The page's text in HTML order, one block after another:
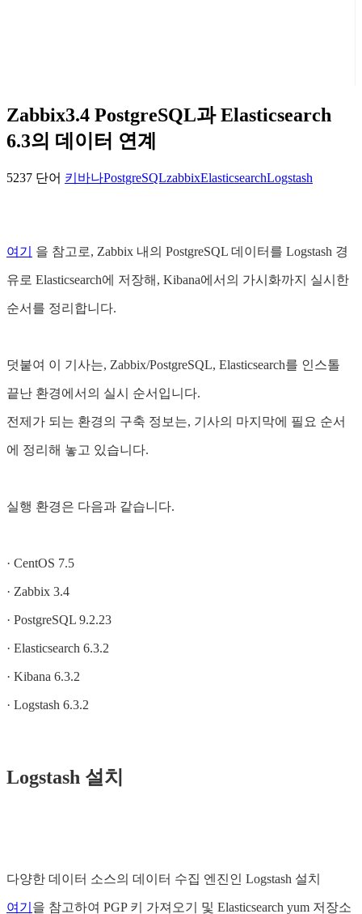
Zabbix3.4 PostgreSQL과 Elasticsearch
6.3의 데이터 연계
5237 단어 키바나PostgreSQLzabbixElasticsearchLogstash
여기 을 참고로, Zabbix 내의 PostgreSQL 데이터를 Logstash 경
유로 Elasticsearch에 저장해, Kibana에서의 가시화까지 실시한
순서를 정리합니다.
덧붙여 이 기사는, Zabbix/PostgreSQL, Elasticsearch를 인스톨
끝난 환경에서의 실시 순서입니다.
전제가 되는 환경의 구축 정보는, 기사의 마지막에 필요 순서
에 정리해 놓고 있습니다.
실행 환경은 다음과 같습니다.
· CentOS 7.5
· Zabbix 3.4
· PostgreSQL 9.2.23
· Elasticsearch 6.3.2
· Kibana 6.3.2
· Logstash 6.3.2
Logstash 설치
다양한 데이터 소스의 데이터 수집 엔진인 Logstash 설치
여기 을 참고하여 PGP 키 가져오기 및 Elasticsearch yum 저장소